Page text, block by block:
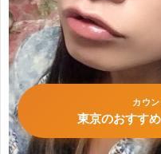
カウ
東京のおすす